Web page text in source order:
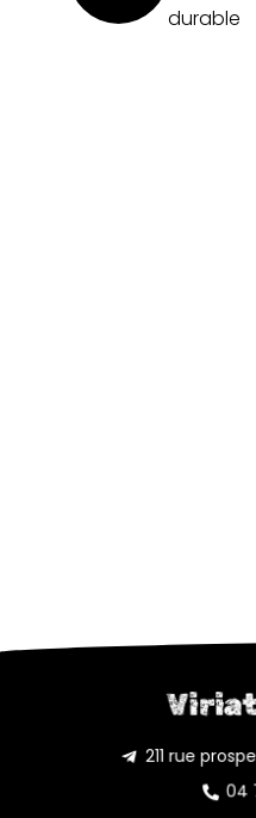
durable
211 rue
04